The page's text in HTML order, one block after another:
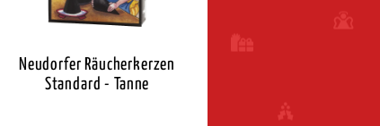
Neudorfer Räucherkerzen
Standard - Tanne